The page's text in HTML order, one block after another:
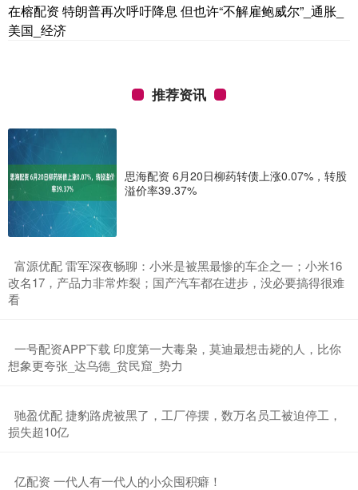
在榕配资 特朗普再次呼吁降息 但也许“不解雇鲍威尔”_通胀_
美国_经济
推荐资讯
思海配资 6月20日柳药转债上涨0.07%，转股
溢价率39.37%
​富源优配 雷军深夜畅聊：小米是被黑最惨的车企之一；小米16
改名17，产品力非常炸裂；国产汽车都在进步，没必要搞得很难
看
​一号配资APP下载 印度第一大毒枭，莫迪最想击毙的人，比你
想象更夸张_达乌德_贫民窟_势力
​驰盈优配 捷豹路虎被黑了，工厂停摆，数万名员工被迫停工，
损失超10亿
​亿配资 一代人有一代人的小众囤积癖！